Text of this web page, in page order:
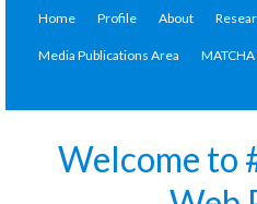
Home Profile About
Media Publications Area
Welcome to